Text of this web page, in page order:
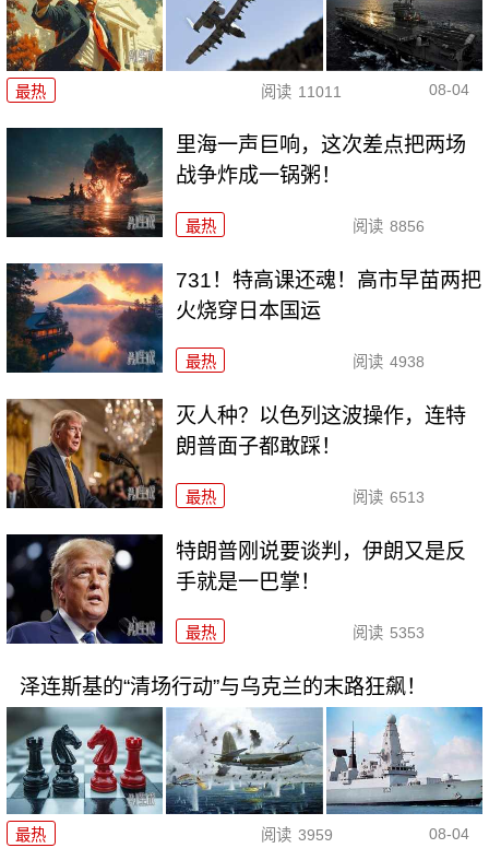
最热 阅读 11011 08-04
里海一声巨响，这次差点把两场
战争炸成一锅粥！
最热 阅读 8856
731！特高课还魂！高市早苗两把
火烧穿日本国运
最热 阅读 4938
灭人种？以色列这波操作，连特
朗普面子都敢踩！
最热 阅读 6513
特朗普刚说要谈判，伊朗又是反
手就是一巴掌！
最热 阅读 5353
泽连斯基的“清场行动”与乌克兰的末路狂飙！
最热 阅读 3959 08-04